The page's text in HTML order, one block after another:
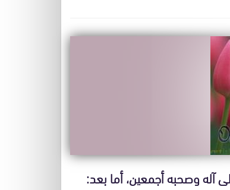
آله وصحبه أجمعين، أما بعد: